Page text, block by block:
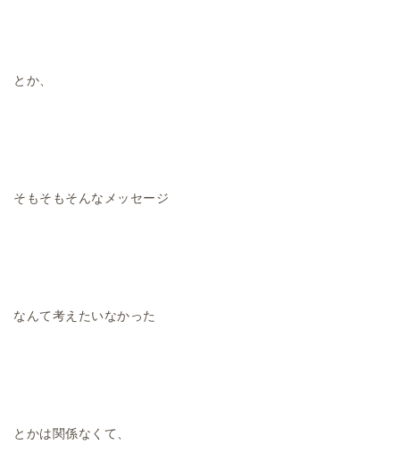
とか、
そもそもそんなメッセージ
なんて考えたいなかった
とかは関係なくて、